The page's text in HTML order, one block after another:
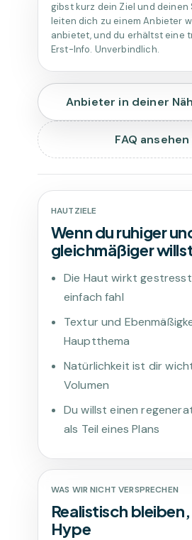
gibst kurz dein Ziel und deinen
leiten dich zu einem Anbieter
anbietet, und du erhältst eine
Erst-Info. Unverbindlich.
Anbieter in deiner
FAQ
HAUTZIELE
Wenn du ruhiger
gleichmäßiger
Die Haut wirkt
einfach fahl
Textur und
Hauptthema
Natürlichkeit ist dir
Volumen
Du willst einen
als Teil eines Plans
WAS WIR NICHT VERSPRECHEN
Realistisch
Hype